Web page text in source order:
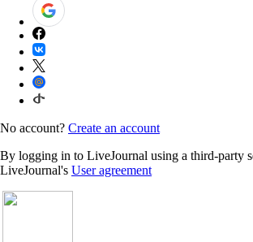
No account? Create an account
By logging in to LiveJournal using a third-party
LiveJournal's User agreement